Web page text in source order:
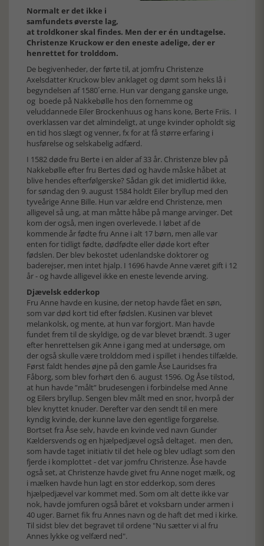
Normalt er det ikke i
samfundets øverste lag,
at troldkoner skal findes. Men der er én undtagelse.
Christenze Kruckow er den eneste adelige, der er
henrettet for trolddom.
De begivenheder, der førte til, at jomfru Christenze
Axelsdatter Kruckow blev anklaget og dømt som heks lå i
begyndelsen af 1580´erne. Hun var dengang ganske unge,
og boede på Nakkebølle hos den fornemme og
veluddannede Eiler Brockenhuus og hans kone, Berte Friis. I
overklassen var det almindeligt, at unge kvinder opholdt sig
en tid hos slægt og venner, fx for at få større erfaring i
husførelse og selskabelig adfærd.
I 1582 døde fru Berte i en alder af 33 år. Christenze blev på
Nakkebølle efter fru Bertes død og havde måske håbet at
blive hendes efterfølgerske? Sådan gik det imidlertid ikke,
for søndag den 9. august 1584 holdt Eiler bryllup med den
tyveårige Anne Bille. Hun var ældre end Christenze, men
alligevel så ung, at man måtte håbe på mange arvinger. Det
kom der også, men ingen overlevede. I løbet af de
kommende år fødte fru Anne i alt 17 børn, men alle var
enten for tidligt fødte, dødfødte eller døde kort efter
fødslen. Der blev bekostet udenlandske doktorer og
baderejser, men intet hjalp. I 1696 havde Anne været gift i 12
år - og havde alligevel ikke en eneste levende arving.
Djævelsk edderkop
Fru Anne havde en kusine, der netop havde fået en søn,
som var død kort tid efter fødslen. Kusinen var blevet
melankolsk, og mente, at hun var forgjort. Man havde
fundet frem til de skyldige, og de var blevet brændt. 3 uger
efter henrettelsen gik Anne i gang med at undersøge, om
der også skulle være trolddom med i spillet i hendes tilfælde.
Først faldt hendes øjne på den gamle Åse Lauridses fra
Fåborg, som blev forhørt den 6. august 1596. Og Åse tilstod,
at hun havde ”målt” brudesengen i forbindelse med Anne
og Eilers bryllup. Sengen blev målt med en snor, hvorpå der
blev knyttet knuder. Derefter var den sendt til en mere
kyndig kvinde, der kunne lave den egentlige forgørelse.
Bortset fra Åse selv, havde en kvinde ved navn Gunder
Kældersvends og en hjælpedjævel også deltaget. men den,
som havde taget initiativ til det hele og blev udlagt som den
fjerde i komplottet - det var jomfru Christenze. Åse havde
også set, at Christenze havde givet fru Anne noget mælk, og
i mælken havde hun lagt en stor edderkop, som deres
hjælpedjævel var kommet med. Som om alt dette ikke var
nok, havde jomfuren også båret et voksbarn under armen i
40 uger. Barnet fik fru Annes navn og de haft det med i kirke.
Til sidst blev det begravet til ordene "Nu sætter vi al fru
Annes lykke og velfærd ned".